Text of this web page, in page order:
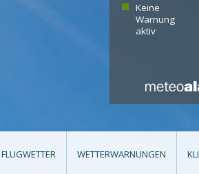
Keine
Warnung
aktiv
FLUGWETTER WETTERWARNUNGEN